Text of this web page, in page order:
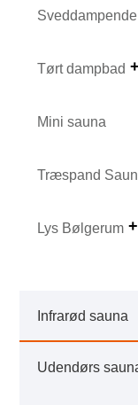
Tørt dampbad
Mini sauna
Træspand
Lys Bølgerum
Infrarød sauna
Udendørs